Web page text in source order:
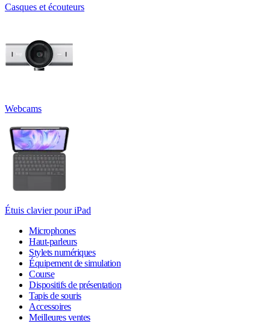
Casques et écouteurs
Webcams
Étuis clavier pour iPad
Microphones
Haut-parleurs
Stylets numériques
Équipement de simulation
Course
Dispositifs de présentation
Tapis de souris
Accessoires
Meilleures ventes